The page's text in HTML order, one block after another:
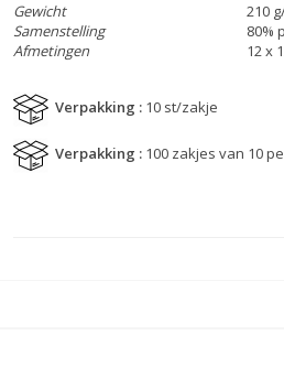
Gewicht
210
Samenstelling
80%
Afmetingen
12 x
Verpakking : 10 st/zakje
Verpakking : 100 zakjes van 10